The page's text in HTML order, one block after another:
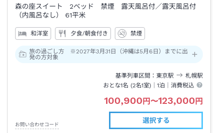
森の座スイート 2ベッド 禁煙 露天風呂付／露天風呂付
（内風呂なし） 61平米
和洋室 夕食/朝食付き 禁煙
旅の過ごし方 ※2027年3月31日（沖縄は5月6日）までに出
発の方対象
基準列車区間 東京駅 札幌駅
おとな1名 (2名1室)｜1泊 ｜消費税込
100,900円〜123,000円
お問い合わせコード
選択する